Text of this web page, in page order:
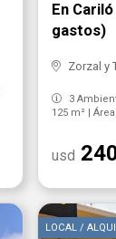
En
gastos)
Zorzal y
3
125 m² |
usd
LOCAL /